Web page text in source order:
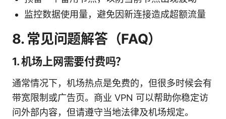
监控数据使用量，避免因新连接造成超额流量
8. 常见问题解答（FAQ）
1. 机场上网需要付费吗？
通常情况下，机场热点是免费的，但很多时候会有
带宽限制或广告页。商业 VPN 可以帮助你稳定访
问外部内容，但请遵守当地法律及机场规定。